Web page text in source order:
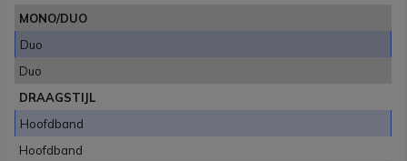
MONO/DUO
Duo
Duo
DRAAGSTIJL
Hoofdband
Hoofdband